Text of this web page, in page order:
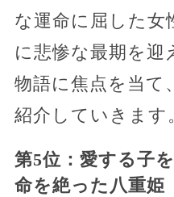
な運命に屈した女
に悲惨な最期を迎
物語に焦点を当て
紹介していきます
第5位：愛する子
命を絶った八重姫